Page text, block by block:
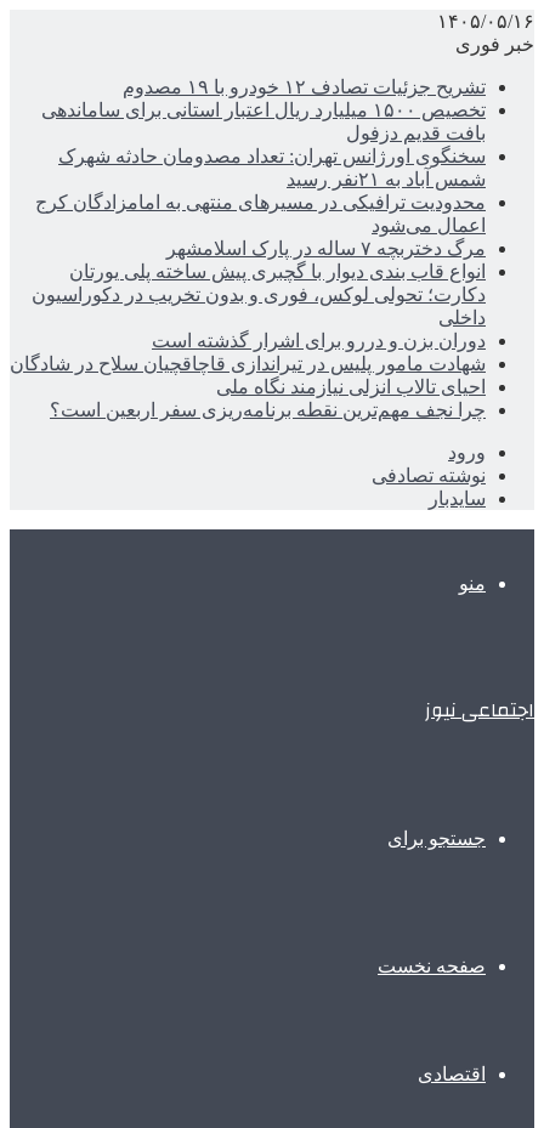
۱۴۰۵/۰۵/۱۶
خبر فوری
تشریح جزئیات تصادف ۱۲ خودرو با ۱۹ مصدوم
تخصیص ۱۵۰۰ میلیارد ریال اعتبار استانی برای ساماندهی
بافت قدیم دزفول
سخنگوی اورژانس تهران: تعداد مصدومان حادثه شهرک
شمس آباد به ۲۱نفر رسید
محدودیت ترافیکی در مسیرهای منتهی به امامزادگان کرج
اعمال می‌شود
مرگ دختربچه ۷ ساله در پارک اسلامشهر
انواع قاب بندی دیوار با گچبری پیش ساخته پلی یورتان
دکارت؛ تحولی لوکس، فوری و بدون تخریب در دکوراسیون
داخلی
دوران بزن و دررو برای اشرار گذشته است
شهادت مامور پلیس در تیراندازی قاچاقچیان سلاح در شادگان
احیای تالاب انزلی نیازمند نگاه ملی
چرا نجف مهم‌ترین نقطه برنامه‌ریزی سفر اربعین است؟
ورود
نوشته تصادفی
سایدبار
منو
اجتماعی نیوز
جستجو برای
صفحه نخست
اقتصادی